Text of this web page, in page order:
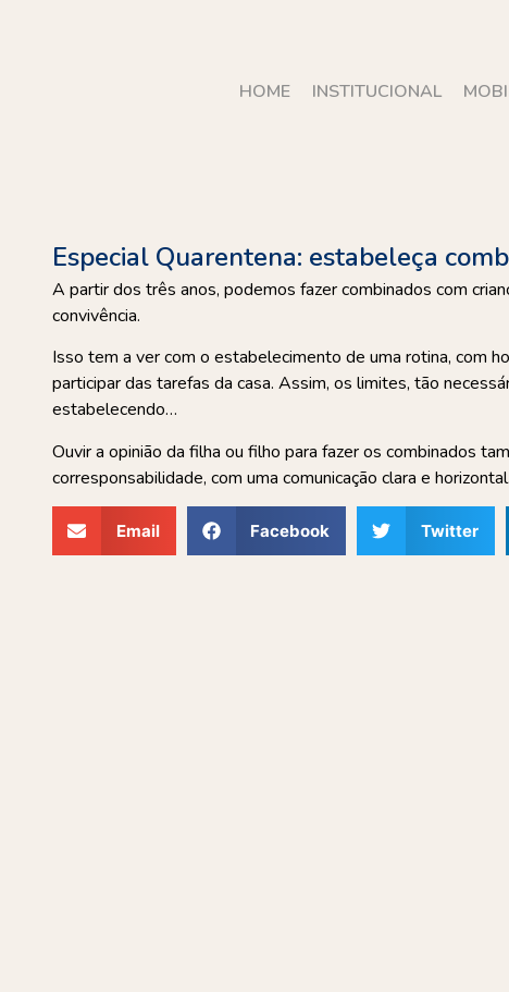
HOME INSTITUCIONAL
Especial Quarentena: estabeleça
A partir dos três anos, podemos fazer combinados com
convivência.
Isso tem a ver com o estabelecimento de uma rotina, com
participar das tarefas da casa. Assim, os limites, tão
estabelecendo…
Ouvir a opinião da filha ou filho para fazer os combinados
corresponsabilidade, com uma comunicação clara e horizontal.
Email Facebook Twitter